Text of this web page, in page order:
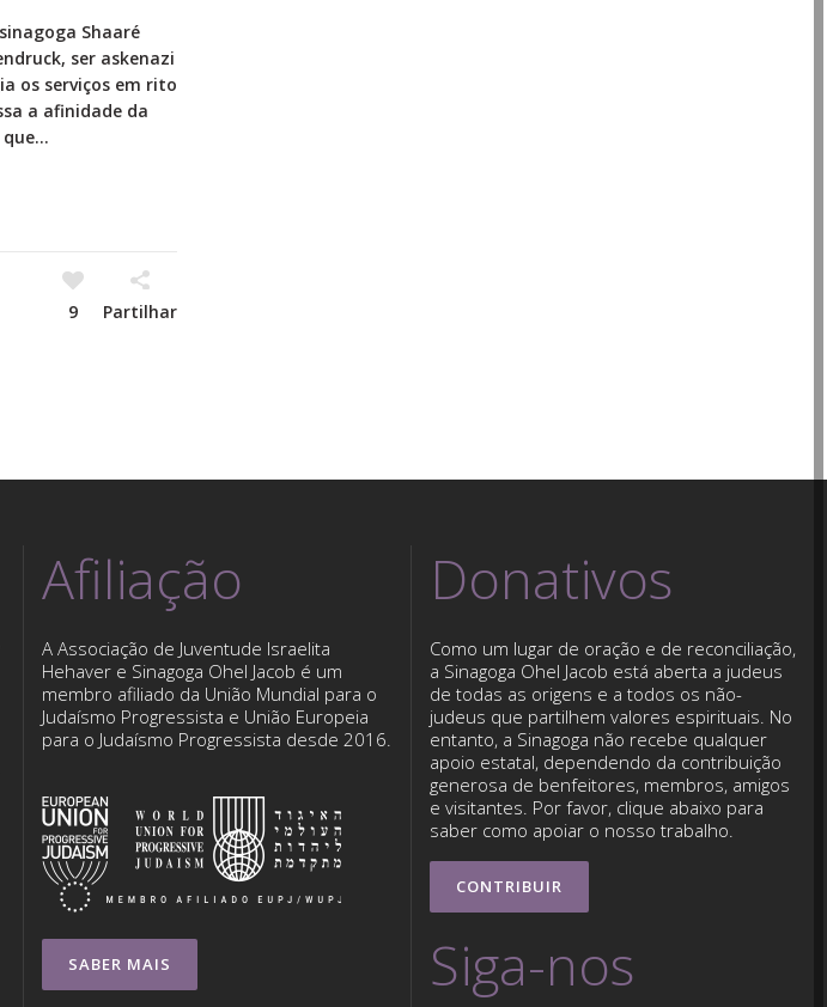
Shaaré
ser askenazi
os serviços em rito
a afinidade da
9 Partilhar
Afiliação
A Associação de Juventude Israelita
Hehaver e Sinagoga Ohel Jacob é um
membro afiliado da União Mundial para o
Judaísmo Progressista e União Europeia
para o Judaísmo Progressista desde 2016.
SABER MAIS
Donativos
Como um lugar de oração e de reconciliação,
a Sinagoga Ohel Jacob está aberta a judeus
de todas as origens e a todos os não-
judeus que partilhem valores espirituais. No
entanto, a Sinagoga não recebe qualquer
apoio estatal, dependendo da contribuição
generosa de benfeitores, membros, amigos
e visitantes. Por favor, clique abaixo para
saber como apoiar o nosso trabalho.
CONTRIBUIR
Siga-nos